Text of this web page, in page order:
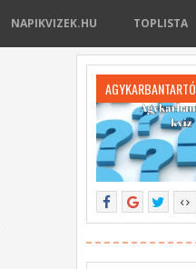
NAPIKVIZEK.HU TOPLISTA
AGYKARBANTARTÓ